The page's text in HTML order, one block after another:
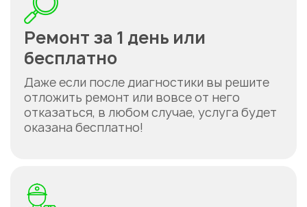
Ремонт за 1 день или
бесплатно
Даже если после диагностики вы решите
отложить ремонт или вовсе от него
отказаться, в любом случае, услуга будет
оказана бесплатно!